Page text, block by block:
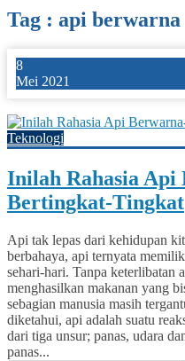
Tag : api berwarna
8
Mei 2021
Teknologi
Inilah Rahasia
Bertingkat-Tingkat
Api tak lepas dari kehidupan
berbahaya, api ternyata
sehari-hari. Tanpa keterlibatan
menghasilkan makanan yang
sebagian manusia masih
diketahui, api adalah suatu
dari tiga unsur; panas, udara
panas...